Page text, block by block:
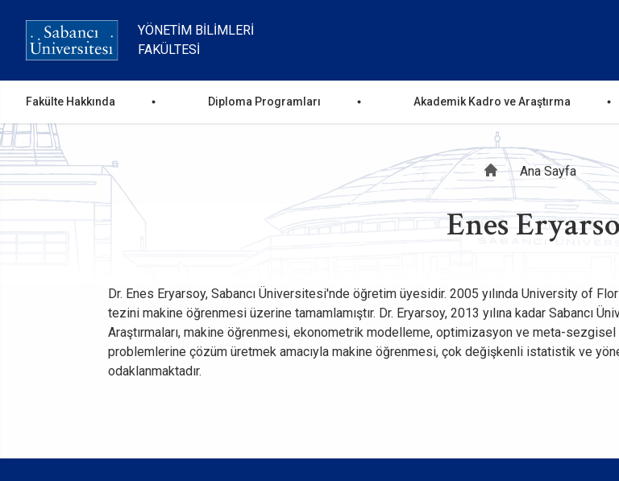
YÖNETIM BILIMLERI
FAKÜLTESI
Ana
gezinti
menüsü
Fakülte Hakkında Diploma Programları Akademik Kadro ve Araştırma
Sayfa
yolu
Ana Sayfa
Enes
Dr. Enes Eryarsoy, Sabancı Üniversitesi'nde öğretim üyesidir. 2005 yılında University of
tezini makine öğrenmesi üzerine tamamlamıştır. Dr. Eryarsoy, 2013 yılına kadar Sabancı
Araştırmaları, makine öğrenmesi, ekonometrik modelleme, optimizasyon ve meta-sezgisel
problemlerine çözüm üretmek amacıyla makine öğrenmesi, çok değişkenli istatistik ve
odaklanmaktadır.